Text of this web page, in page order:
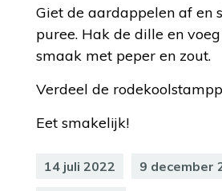
Giet de aardappelen af en
puree. Hak de dille en
smaak met peper en zout.
Verdeel de
Eet smakelijk!
14 juli 2022 9 december